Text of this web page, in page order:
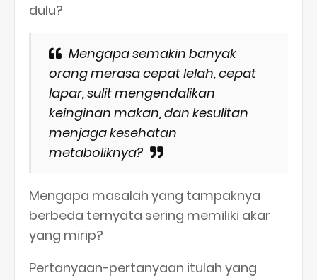
dulu?
Mengapa semakin banyak
orang merasa cepat lelah, cepat
lapar, sulit mengendalikan
keinginan makan, dan kesulitan
menjaga kesehatan
metaboliknya?
Mengapa masalah yang tampaknya
berbeda ternyata sering memiliki akar
yang mirip?
Pertanyaan-pertanyaan itulah yang